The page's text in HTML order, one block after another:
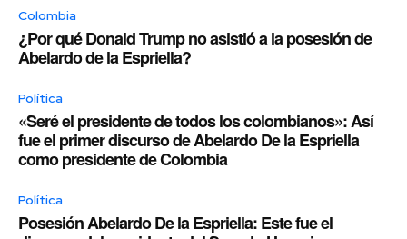
Colombia
¿Por qué Donald Trump no asistió a la posesión de
Abelardo de la Espriella?
Política
«Seré el presidente de todos los colombianos»: Así
fue el primer discurso de Abelardo De la Espriella
como presidente de Colombia
Política
Posesión Abelardo De la Espriella: Este fue el